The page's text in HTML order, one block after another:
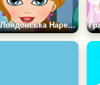
Гра Лондонська Наречена: Макіяж